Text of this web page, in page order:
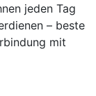
jeden Tag
– beste
mit